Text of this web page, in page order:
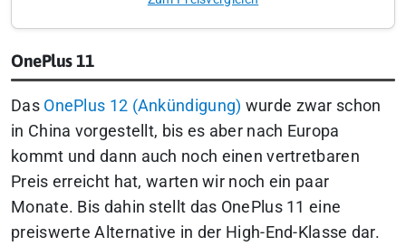
OnePlus 11
Das OnePlus 12 (Ankündigung) wurde zwar schon
in China vorgestellt, bis es aber nach Europa
kommt und dann auch noch einen vertretbaren
Preis erreicht hat, warten wir noch ein paar
Monate. Bis dahin stellt das OnePlus 11 eine
preiswerte Alternative in der High-End-Klasse dar.